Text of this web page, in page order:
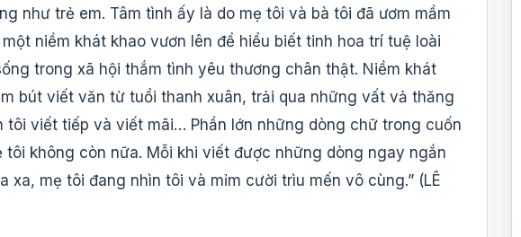
như trẻ em. Tâm tình ấy là do mẹ tôi và bà tôi đã ươm mầm
niềm khát khao vươn lên để hiểu biết tinh hoa trí tuệ loài
trong xã hội thắm tình yêu thương chân thật. Niềm khát
bút viết văn từ tuổi thanh xuân, trải qua những vất vả thăng
tôi viết tiếp và viết mãi… Phần lớn những dòng chữ trong cuốn
không còn nữa. Mỗi khi viết được những dòng ngay ngắn
xa, mẹ tôi đang nhìn tôi và mỉm cười trìu mến vô cùng.” (LÊ